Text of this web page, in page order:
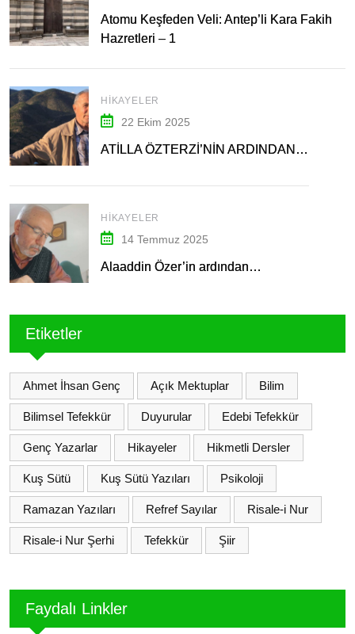
Atomu Keşfeden Veli: Antep’li Kara Fakih
Hazretleri – 1
HIKAYELER
22 Ekim 2025
ATİLLA ÖZTERZİ’NİN ARDINDAN…
HIKAYELER
14 Temmuz 2025
Alaaddin Özer’in ardından…
Etiketler
Ahmet İhsan Genç Açık Mektuplar Bilim
Bilimsel Tefekkür Duyurular Edebi Tefekkür
Genç Yazarlar Hikayeler Hikmetli Dersler
Kuş Sütü Kuş Sütü Yazıları Psikoloji
Ramazan Yazıları Refref Sayılar Risale-i Nur
Risale-i Nur Şerhi Tefekkür Şiir
Faydalı Linkler